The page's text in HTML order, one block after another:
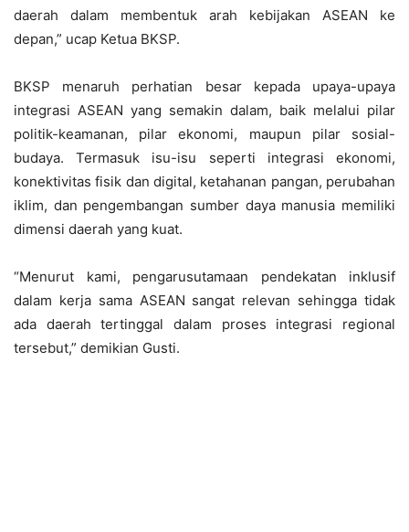
daerah dalam membentuk arah kebijakan ASEAN ke
depan,” ucap Ketua BKSP.
BKSP menaruh perhatian besar kepada upaya-upaya
integrasi ASEAN yang semakin dalam, baik melalui pilar
politik-keamanan, pilar ekonomi, maupun pilar sosial-
budaya. Termasuk isu-isu seperti integrasi ekonomi,
konektivitas fisik dan digital, ketahanan pangan, perubahan
iklim, dan pengembangan sumber daya manusia memiliki
dimensi daerah yang kuat.
“Menurut kami, pengarusutamaan pendekatan inklusif
dalam kerja sama ASEAN sangat relevan sehingga tidak
ada daerah tertinggal dalam proses integrasi regional
tersebut,” demikian Gusti.